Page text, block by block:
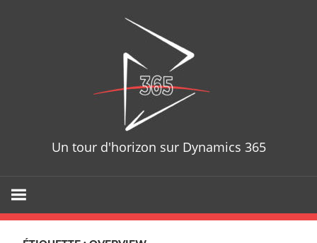
Un tour d'horizon sur Dynamics 365